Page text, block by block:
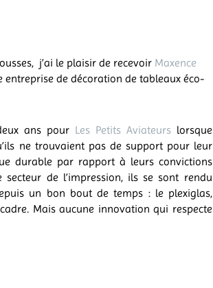
j’ai le plaisir de recevoir Maxence
entreprise de décoration de tableaux éco-
ans pour Les Petits Aviateurslorsque
ne trouvaient pas de support pour leur
durable par rapport à leurs convictions
secteur de l’impression, ils se sont rendu
un bon bout de temps : le plexiglas,
Mais aucune innovation qui respecte